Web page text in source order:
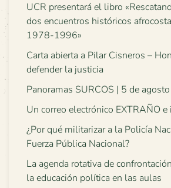
UCR presentará el libro
dos encuentros históricos
1978-1996»
Carta abierta a Pilar Cisneros –
defender la justicia
Panoramas SURCOS | 5 de
Un correo electrónico EXTRAÑO e
¿Por qué militarizar a la Policía
Fuerza Pública Nacional?
La agenda rotativa de
la educación política en las aulas